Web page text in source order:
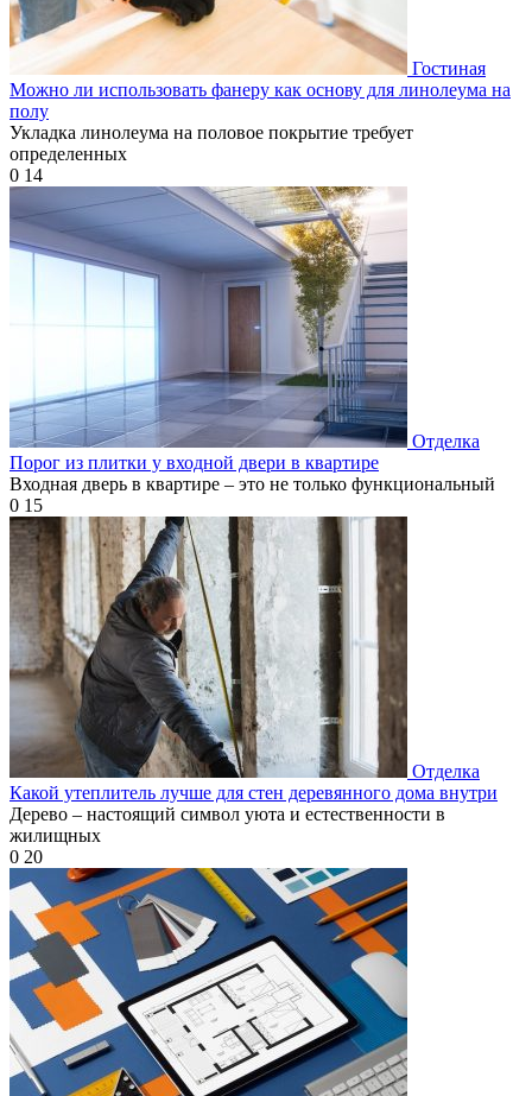
Гостиная
Можно ли использовать фанеру как основу для линолеума на
полу
Укладка линолеума на половое покрытие требует
определенных
0 14
Отделка
Порог из плитки у входной двери в квартире
Входная дверь в квартире – это не только функциональный
0 15
Отделка
Какой утеплитель лучше для стен деревянного дома внутри
Дерево – настоящий символ уюта и естественности в
жилищных
0 20